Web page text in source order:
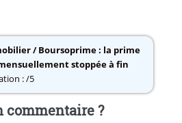
/ Boursoprime : la prime
stoppée à fin
: /5
commentaire ?